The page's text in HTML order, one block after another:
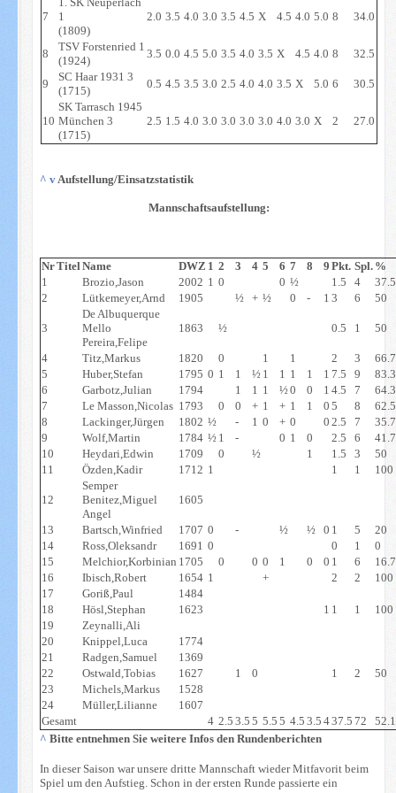
7
1
(1809)
2.0 3.5 4.0 3.0 3.5 4.5 X 4.5 4.0 5.0 8 34.0
8
TSV Forstenried 1
(1924)
3.5 0.0 4.5 5.0 3.5 4.0 3.5 X 4.5 4.0 8 32.5
9
SC Haar 1931 3
(1715)
0.5 4.5 3.5 3.0 2.5 4.0 4.0 3.5 X 5.0 6 30.5
10
SK Tarrasch 1945
München 3
(1715)
2.5 1.5 4.0 3.0 3.0 3.0 3.0 4.0 3.0 X 2 27.0
^v Aufstellung/Einsatzstatistik
Mannschaftsaufstellung:
NrTitel Name DWZ 1 2 3 4 5 6 7 8 9 Pkt. Spl. %
1
Brozio,Jason 2002 1 0 0 ½ 1.5 4
37.5
2
Lütkemeyer,Arnd 1905 ½ + ½ 0 - 1 3 6 50
3
De Albuquerque
Mello
Pereira,Felipe
1863 ½ 0.5 1 50
4 Titz,Markus 1820 0 1 1 2 3
66.7
5
Huber,Stefan 1795 0 1 1 ½ 1 1 1 1 1 7.5 9
83.3
6
Garbotz,Julian 1794 1 1 1 ½ 0 0 1 4.5 7
64.3
7
Le Masson,Nicolas 1793 0 0 + 1 + 1 1 0 5 8
62.5
8
Lackinger,Jürgen 1802 ½ - 1 0 + 0 0 2.5 7
35.7
9
Wolf,Martin 1784 ½ 1 - 0 1 0 2.5 6
41.7
10
Heydari,Edwin 1709 0 ½ 1 1.5 3
50
11
Özden,Kadir 1712 1 1 1 100
12
Semper
Benitez,Miguel
Angel
1605
13 Bartsch,Winfried 1707 0 - ½ ½ 0 1 5
20
14
Ross,Oleksandr 1691 0 0 1
0
15
Melchior,Korbinian 1705 0 0 0 1 0 0 1 6
16.7
16
Ibisch,Robert 1654 1 + 2 2
100
17
Goriß,Paul
1484
18
Hösl,Stephan 1623 1 1 1
100
19
Zeynalli,Ali
20
Knippel,Luca
1774
21
Radgen,Samuel
1369
22
Ostwald,Tobias 1627 1 0 1 2
50
23
Michels,Markus
1528
24
Müller,Lilianne
1607
Gesamt
4 2.5 3.5 5 5.5 5 4.5 3.5 437.5 72
52.1
^Bitte entnehmen Sie weitere Infos den Rundenberichten
In dieser Saison war unsere dritte Mannschaft wieder Mitfavorit beim
Spiel um den Aufstieg. Schon in der ersten Runde passierte ein